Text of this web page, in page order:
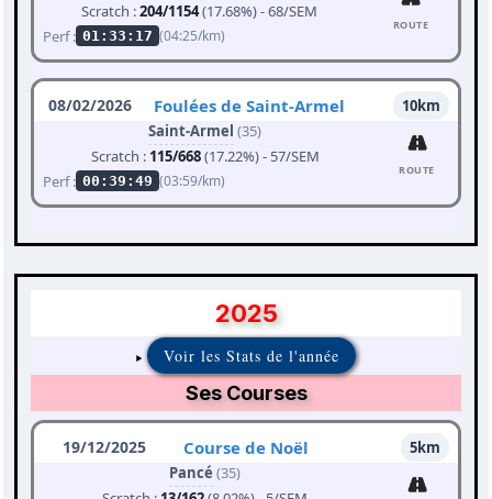
Scratch :204/1154(17.68%) - 68/SEM
Perf : 01:33:17 (04:25/km)
ROUTE
08/02/2026 Foulées de Saint-Armel
10km
Saint-Armel (35)
Scratch : 115/668(17.22%) - 57/SEM
Perf : 00:39:49 (03:59/km)
ROUTE
2025
Voir les Stats de l'année
Ses Courses
19/12/2025 Course de Noël
5km
Pancé (35)